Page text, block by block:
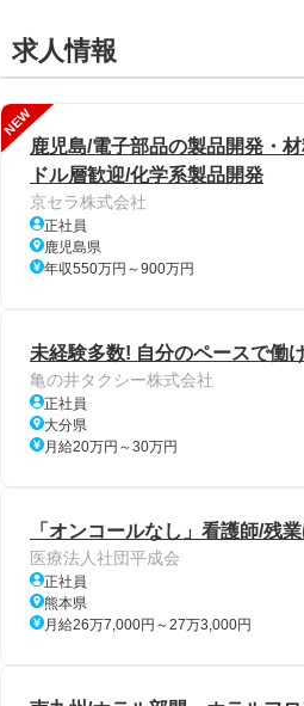
求人情報
NEW
鹿児島/電子部品の製品開発・
ドル層歓迎/化学系製品開発
京セラ株式会社
正社員
鹿児島県
年収550万円～900万円
未経験多数! 自分のペースで働
亀の井タクシー株式会社
正社員
大分県
月給20万円～30万円
「オンコールなし」看護師/残
医療法人社団平成会
正社員
熊本県
月給26万7,000円～27万3,000円